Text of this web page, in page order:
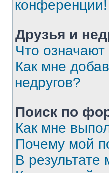
конференции!
Друзья и
Что означают
Как мне
недругов?
Поиск по
Как мне
Почему мой
В результате